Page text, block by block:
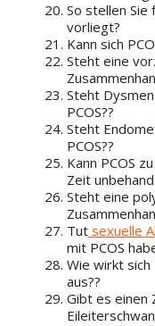
So stellen
vorliegt?
Kann sich
Steht eine
Steht
PCOS??
Steht
PCOS??
Kann PCOS
Zeit
Steht eine
Tut sexuelle
mit PCOS
Wie wirkt sich
aus??
Gibt es einen